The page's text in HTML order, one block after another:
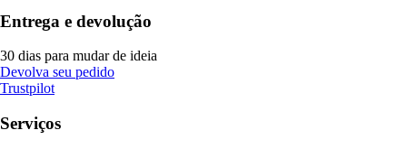
Entrega e devolução
30 dias para mudar de ideia
Devolva seu pedido
Trustpilot
Serviços